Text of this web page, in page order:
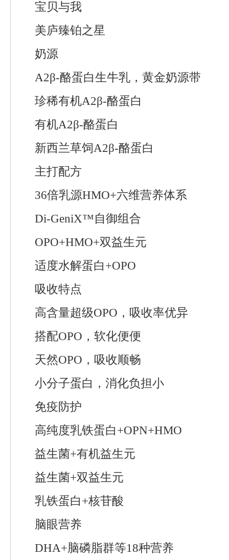
宝贝与我
美庐臻铂之星
奶源
A2β-酪蛋白生牛乳，黄金奶源带
珍稀有机A2β-酪蛋白
有机A2β-酪蛋白
新西兰草饲A2β-酪蛋白
主打配方
36倍乳源HMO+六维营养体系
Di-GeniX™自御组合
OPO+HMO+双益生元
适度水解蛋白+OPO
吸收特点
高含量超级OPO，吸收率优异
搭配OPO，软化便便
天然OPO，吸收顺畅
小分子蛋白，消化负担小
免疫防护
高纯度乳铁蛋白+OPN+HMO
益生菌+有机益生元
益生菌+双益生元
乳铁蛋白+核苷酸
脑眼营养
DHA+脑磷脂群等18种营养